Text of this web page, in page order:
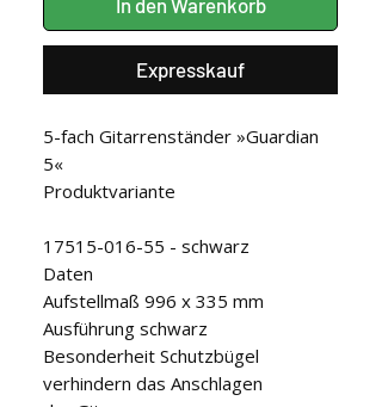
Expresskauf
5-fach Gitarrenständer »Guardian
5«
Produktvariante
17515-016-55 - schwarz
Daten
Aufstellmaß 996 x 335 mm
Ausführung schwarz
Besonderheit Schutzbügel
verhindern das Anschlagen